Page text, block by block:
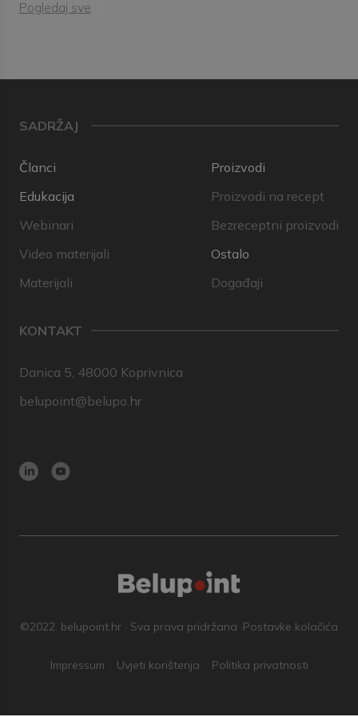
Pogledaj sve
SADRŽAJ
Članci
Edukacija
Webinari
Video materijali
Materijali
Proizvodi
Proizvodi na recept
Bezreceptni proizvodi
Ostalo
Događaji
KONTAKT
Danica 5, 48000 Koprivnica
belupoint@belupo.hr
©2022. belupoint.hr · Sva prava pridržana ·Postavke kolačića
Impressum Uvjeti korištenja Politika privatnosti